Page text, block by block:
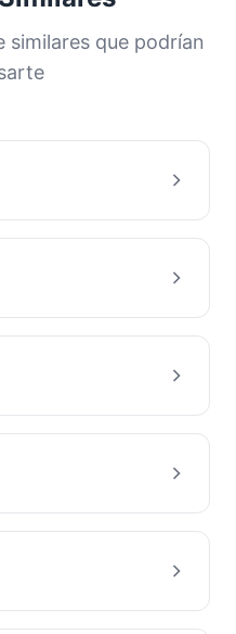
a comprender los
de las familiasque podrían